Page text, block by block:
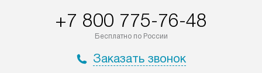
доставляются бесплатно
по Москве в пределах МКАД,
не предусмотрена.
материалы.
+7 800 775-76-48
Бесплатно по России
Заказать звонок